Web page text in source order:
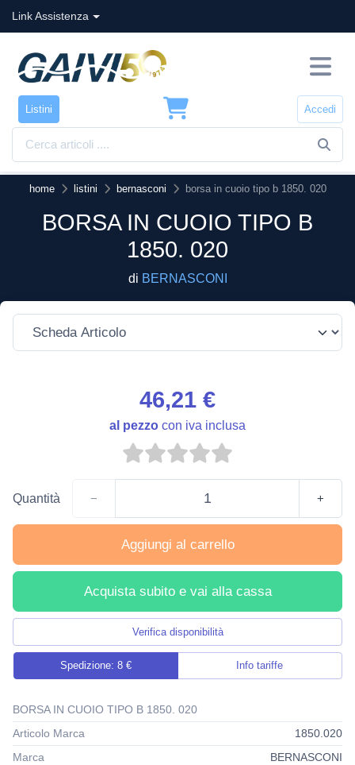
Link Assistenza
Listini Accedi
home listini bernasconi borsa in cuoio tipo b 1850. 020
BORSA IN CUOIO TIPO B
1850. 020
di BERNASCONI
46,21 €
al pezzo con iva inclusa
Quantità − +
Aggiungi al carrello
Acquista subito e vai alla cassa
Verifica disponibilità
Spedizione: 8 € Info tariffe
BORSA IN CUOIO TIPO B 1850. 020
Articolo Marca
1850.020
Marca
BERNASCONI